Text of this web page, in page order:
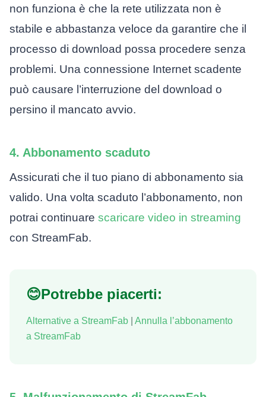
non funziona è che la rete utilizzata non è
stabile e abbastanza veloce da garantire che il
processo di download possa procedere senza
problemi. Una connessione Internet scadente
può causare l’interruzione del download o
persino il mancato avvio.
4. Abbonamento scaduto
Assicurati che il tuo piano di abbonamento sia
valido. Una volta scaduto l’abbonamento, non
potrai continuare scaricare video in streaming
con StreamFab.
😊Potrebbe piacerti:
Alternative a StreamFab |Annulla l’abbonamento
a StreamFab